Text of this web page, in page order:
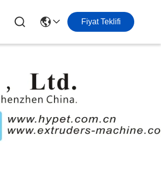
Fiyat Teklifi